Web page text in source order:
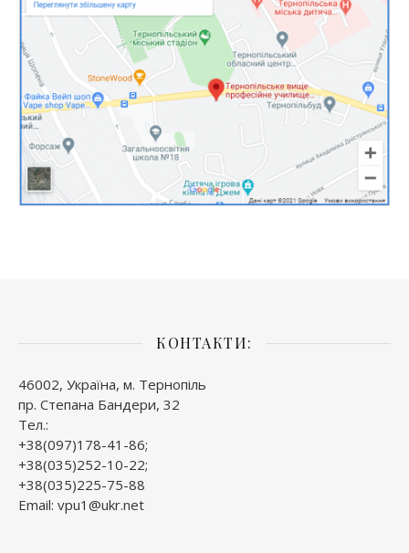
КОНТАКТИ:
46002, Україна, м. Тернопіль
пр. Степана Бандери, 32
Тел.:
+38(097)178-41-86;
+38(035)252-10-22;
+38(035)225-75-88
Email: vpu1@ukr.net